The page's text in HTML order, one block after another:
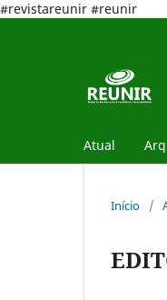
#revistareunir #reunir
Atual
Início /